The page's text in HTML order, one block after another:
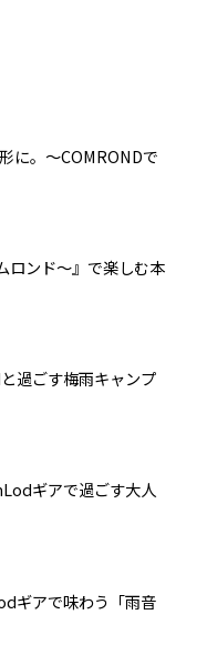
に。～COMRONDで
ロンド～』で楽しむ本
過ごす梅雨キャンプ
ギアで過ごす大人
ギアで味わう「雨音